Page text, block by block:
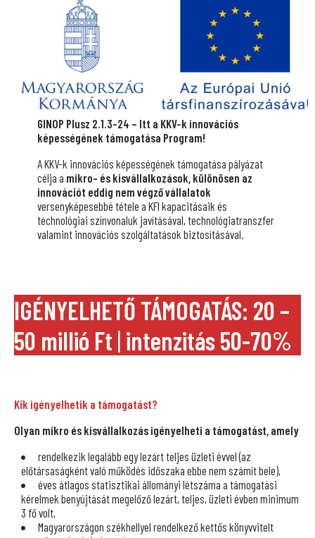
GINOP Plusz 2.1.3-24 – Itt a KKV-k innovációs
képességének támogatása Program!
A KKV-k innovációs képességének támogatása pályázat
célja a mikro- és kisvállalkozások, különösen az
innovációt eddig nem végző vállalatok
versenyképesebbé tétele a KFI kapacitásaik és
technológiai színvonaluk javításával, technológiatranszfer
valamint innovációs szolgáltatások biztosításával.
IGÉNYELHETŐ TÁMOGATÁS: 20 –
50 millió Ft | intenzitás 50-70%
Kik igényelhetik a támogatást?
Olyan mikro és kisvállalkozás igényelheti a támogatást, amely
rendelkezik legalább egy lezárt teljes üzleti évvel (az
előtársaságként való működés időszaka ebbe nem számít bele),
éves átlagos statisztikai állományi létszáma a támogatási
kérelmek benyújtását megelőző lezárt, teljes, üzleti évben minimum
3 fő volt,
Magyarországon székhellyel rendelkező kettős könyvvitelt